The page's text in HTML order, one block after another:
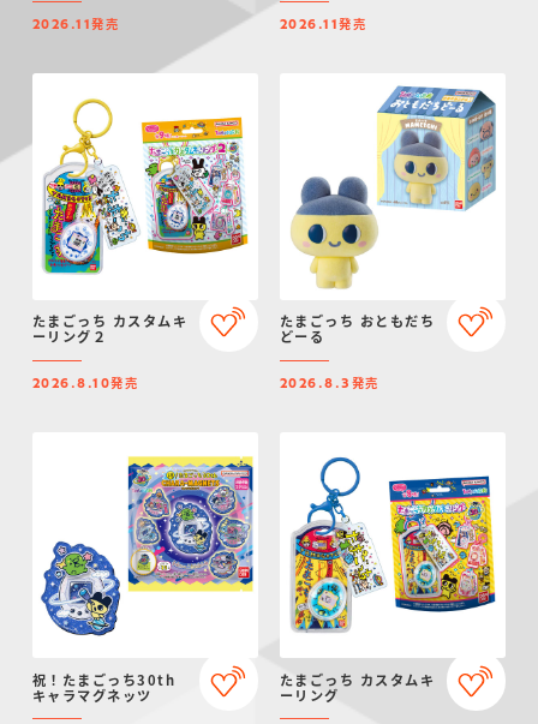
2026.11発売 2026.11発売
たまごっち カスタムキ
ーリング２
2026.8.10発売
たまごっち おともだち
どーる
2026.8.3 発売
祝！たまごっち30th
キャラマグネッツ
たまごっち カスタムキ
ーリング